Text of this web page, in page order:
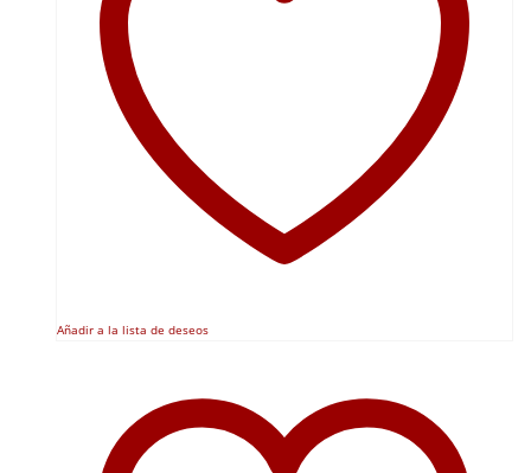
Añadir a la lista de deseos